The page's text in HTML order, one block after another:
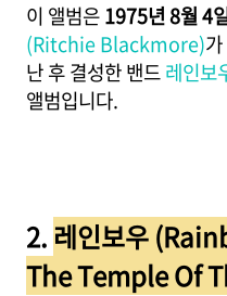
이 앨범은1975년 8월 4
(Ritchie Blackmore)가
난 후 결성한 밴드레인
앨범입니다.
2. 레인보우
The Temple Of